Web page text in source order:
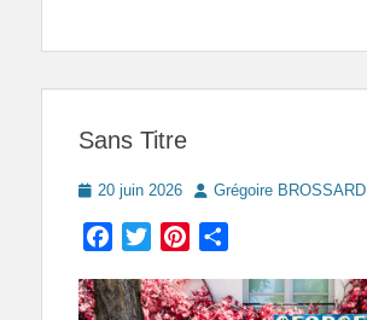
Sans Titre
Posted
20 juin 2026 Author
Grégoire BROSSARD
Facebook
TwitterPinterest